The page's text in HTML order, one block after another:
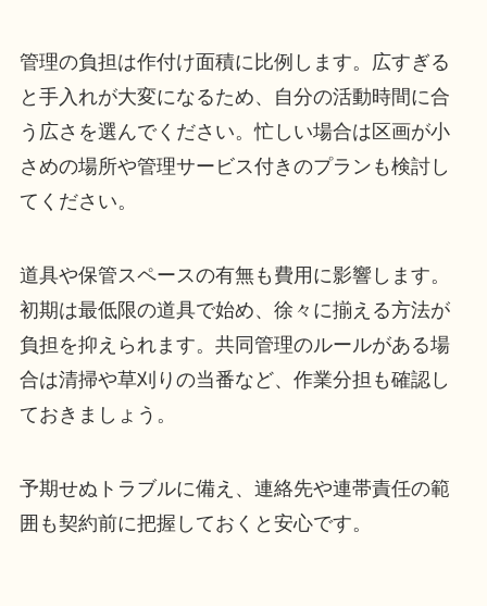
管理の負担は作付け面積に比例します。広すぎる
と手入れが大変になるため、自分の活動時間に合
う広さを選んでください。忙しい場合は区画が小
さめの場所や管理サービス付きのプランも検討し
てください。
道具や保管スペースの有無も費用に影響します。
初期は最低限の道具で始め、徐々に揃える方法が
負担を抑えられます。共同管理のルールがある場
合は清掃や草刈りの当番など、作業分担も確認し
ておきましょう。
予期せぬトラブルに備え、連絡先や連帯責任の範
囲も契約前に把握しておくと安心です。